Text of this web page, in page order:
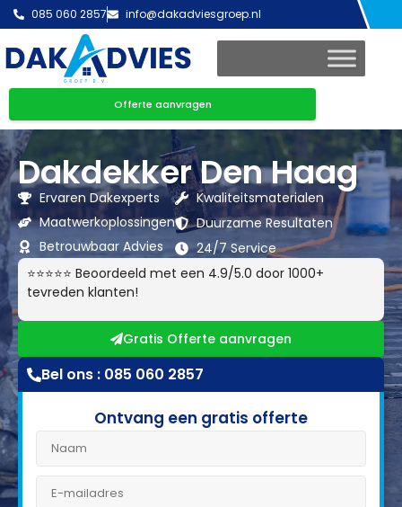
085 060 2857 info@dakadviesgroep.nl
Offerte aanvragen
Dakdekker Den Haag
Ervaren Dakexperts
Maatwerkoplossingen
Betrouwbaar Advies
Kwaliteitsmaterialen
Duurzame Resultaten
24/7 Service
⭐⭐⭐⭐⭐ Beoordeeld met een 4.9/5.0 door 1000+
tevreden klanten!
Gratis Offerte aanvragen
Bel ons : 085 060 2857
Ontvang een gratis offerte